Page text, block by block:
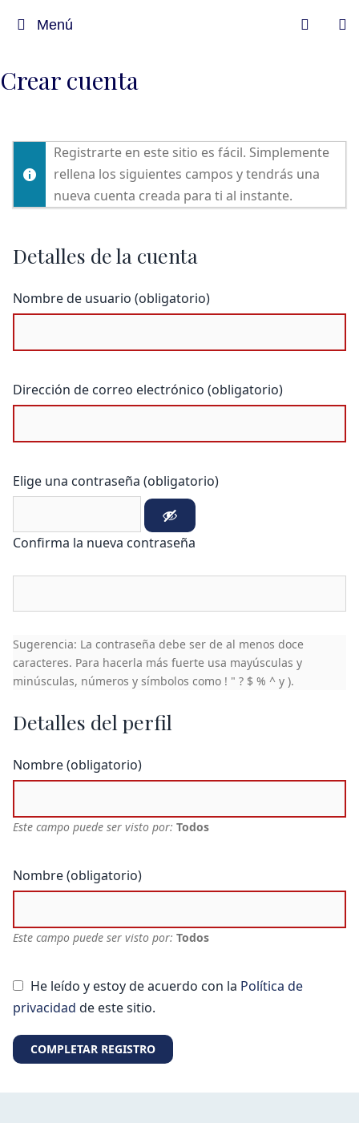
Menú
Crear cuenta
Registrarte en este sitio es fácil. Simplemente
rellena los siguientes campos y tendrás una
nueva cuenta creada para ti al instante.
Detalles de la cuenta
Nombre de usuario (obligatorio)
Dirección de correo electrónico (obligatorio)
Elige una contraseña (obligatorio)
Confirma la nueva contraseña
Sugerencia: La contraseña debe ser de al menos doce
caracteres. Para hacerla más fuerte usa mayúsculas y
minúsculas, números y símbolos como ! " ? $ % ^ y ).
Detalles del perfil
Nombre(obligatorio)
Este campo puede ser visto por: Todos
Nombre(obligatorio)
Este campo puede ser visto por: Todos
He leído y estoy de acuerdo con la Política de
privacidad de este sitio.